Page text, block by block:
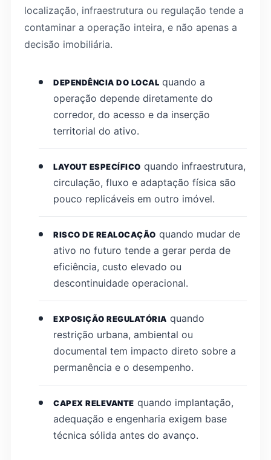
localização, infraestrutura ou regulação tende a
contaminar a operação inteira, e não apenas a
decisão imobiliária.
DEPENDÊNCIA DO LOCAL quando a
operação depende diretamente do
corredor, do acesso e da inserção
territorial do ativo.
LAYOUT ESPECÍFICO quando infraestrutura,
circulação, fluxo e adaptação física são
pouco replicáveis em outro imóvel.
RISCO DE REALOCAÇÃO quando mudar de
ativo no futuro tende a gerar perda de
eficiência, custo elevado ou
descontinuidade operacional.
EXPOSIÇÃO REGULATÓRIA quando
restrição urbana, ambiental ou
documental tem impacto direto sobre a
permanência e o desempenho.
CAPEX RELEVANTE quando implantação,
adequação e engenharia exigem base
técnica sólida antes do avanço.